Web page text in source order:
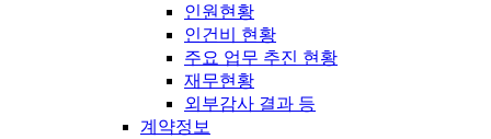
인원현황
인건비 현황
주요 업무 추진 현황
재무현황
외부감사 결과 등
계약정보